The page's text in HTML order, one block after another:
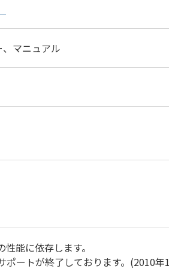
マニュアル
能に依存します。
ートが終了しております。(2010年